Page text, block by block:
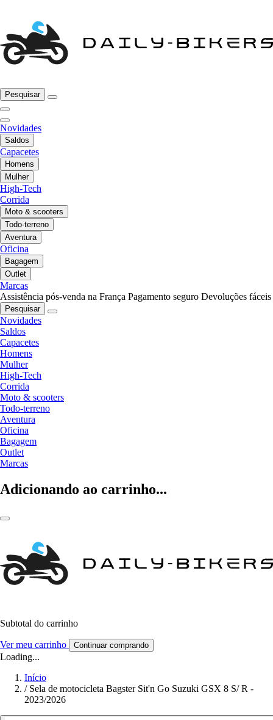
Pesquisar
Novidades
Saldos
Capacetes
Homens
Mulher
High-Tech
Corrida
Moto & scooters
Todo-terreno
Aventura
Oficina
Bagagem
Outlet
Marcas
Assistência pós-venda na França Pagamento seguro Devoluções fáceis
Pesquisar
Novidades
Saldos
Capacetes
Homens
Mulher
High-Tech
Corrida
Moto & scooters
Todo-terreno
Aventura
Oficina
Bagagem
Outlet
Marcas
Adicionando ao carrinho...
Subtotal do carrinho
Ver meu carrinho Continuar comprando
Loading...
Início
/ Sela de motocicleta Bagster Sit'n Go Suzuki GSX 8 S/ R -
2023/2026